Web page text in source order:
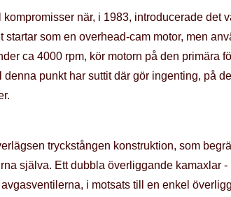
när, i 1983, introducerade det
som en overhead-cam motor, men
ca 4000 rpm, kör motorn på den primära
punkt har suttit där gör ingenting, på
tryckstången konstruktion, som
själva. Ett dubbla överliggande kamaxlar
i motsats till en enkel